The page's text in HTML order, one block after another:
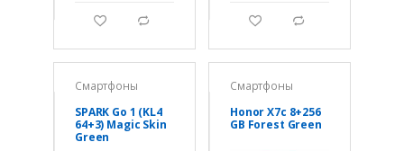
g d g d
Смартфоны
SPARK Go 1 (KL4
64+3) Magic Skin
Green
Смартфоны
Honor X7c 8+256
GB Forest Green